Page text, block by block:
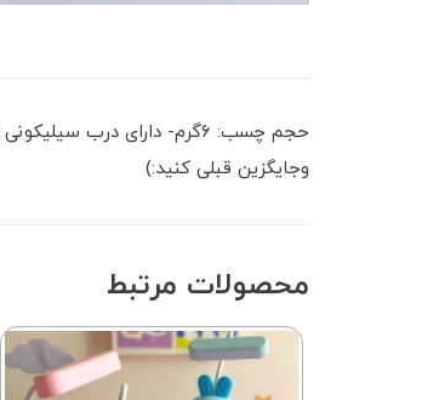
وجایگزین قبلی کنید:)
محصولات مرتبط